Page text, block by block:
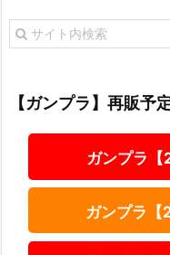
【ガンプラ】再販予
ガンプラ
ガンプラ